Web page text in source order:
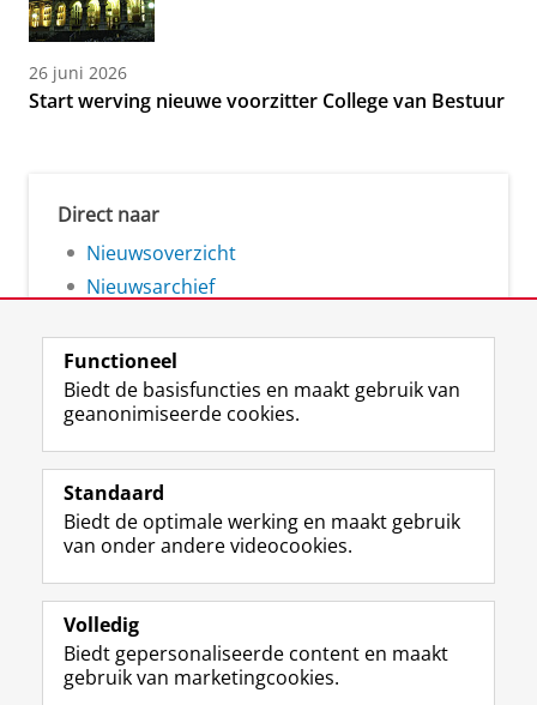
26 juni 2026
Start werving nieuwe voorzitter College van Bestuur
Direct naar
Nieuwsoverzicht
Nieuwsarchief
Volg de RUG
F
a
e
b
o
p
a
L
i
k
e
I
-
p
R
S
-
f
e
R
I
n
t
r
m
Y
o
T
e
k
Studiekiezers
Alumni
Over ons
Functioneel
Biedt de basisfuncties en maakt gebruik van
geanonimiseerde cookies.
Standaard
Biedt de optimale werking en maakt gebruik
van onder andere videocookies.
Volledig
Biedt gepersonaliseerde content en maakt
gebruik van marketingcookies.